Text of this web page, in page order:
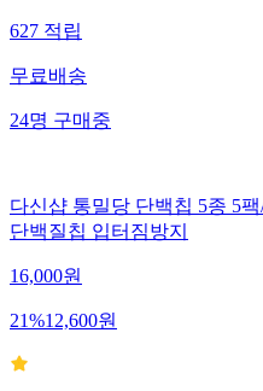
627적립
무료배송
24명구매중
다신샵 통밀당 단백칩 5종 5
단백질칩 입터짐방지
16,000원
21%12,600원